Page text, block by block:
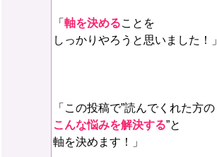
「 軸を決めることを
しっかりやろうと思いました！」
「この投稿で”読んでくれた方の
こんな悩みを解決する”と
軸を決めます！」